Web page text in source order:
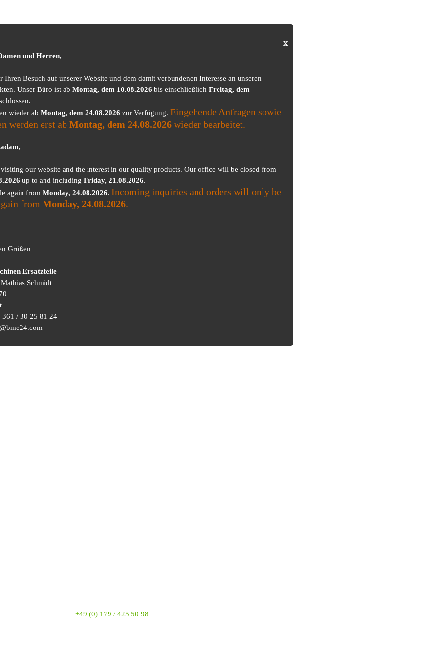
+49 (0) 179 / 425 50 98
x
und Herren,
Ihren Besuch auf unserer Website und dem damit verbundenen Interesse an unseren
Unser Büro ist ab Montag, dem 10.08.2026 bis einschließlich Freitag, dem
wieder ab Montag, dem 24.08.2026 zur Verfügung. Eingehende Anfragen sowie
werden erst ab Montag, dem 24.08.2026 wieder bearbeitet.
our website and the interest in our quality products. Our office will be closed from
up to and including Friday, 21.08.2026.
again from Monday, 24.08.2026. Incoming inquiries and orders will only be
from Monday, 24.08.2026.
Grüßen
Ersatzteile
Schmidt
361 / 30 25 81 24